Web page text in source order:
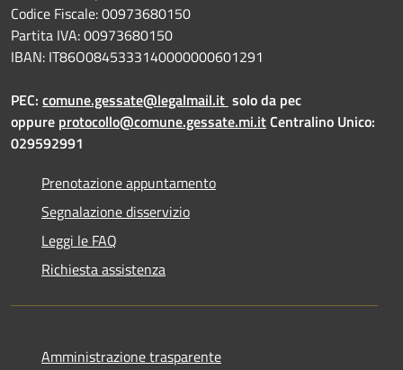
Codice Fiscale: 00973680150
Partita IVA: 00973680150
IBAN: IT86O0845333140000000601291
PEC: comune.gessate@legalmail.it solo da pec
oppure protocollo@comune.gessate.mi.itCentralino Unico:
029592991
Prenotazione appuntamento
Segnalazione disservizio
Leggi le FAQ
Richiesta assistenza
Amministrazione trasparente